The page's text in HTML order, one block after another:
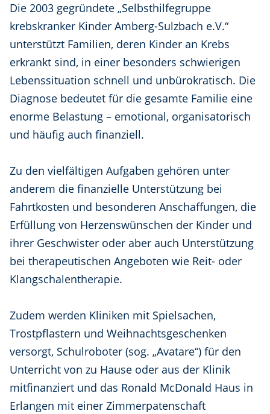
Die 2003 gegründete „Selbsthilfegruppe
krebskranker Kinder Amberg-Sulzbach e.V.“
unterstützt Familien, deren Kinder an Krebs
erkrankt sind, in einer besonders schwierigen
Lebenssituation schnell und unbürokratisch. Die
Diagnose bedeutet für die gesamte Familie eine
enorme Belastung – emotional, organisatorisch
und häufig auch finanziell.
Zu den vielfältigen Aufgaben gehören unter
anderem die finanzielle Unterstützung bei
Fahrtkosten und besonderen Anschaffungen, die
Erfüllung von Herzenswünschen der Kinder und
ihrer Geschwister oder aber auch Unterstützung
bei therapeutischen Angeboten wie Reit- oder
Klangschalentherapie.
Zudem werden Kliniken mit Spielsachen,
Trostpflastern und Weihnachtsgeschenken
versorgt, Schulroboter (sog. „Avatare“) für den
Unterricht von zu Hause oder aus der Klinik
mitfinanziert und das Ronald McDonald Haus in
Erlangen mit einer Zimmerpatenschaft